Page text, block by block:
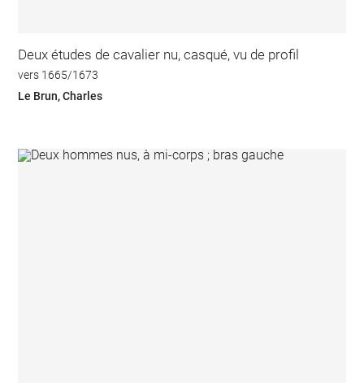
Deux études de cavalier nu, casqué, vu de profil
vers 1665/1673
Le Brun, Charles